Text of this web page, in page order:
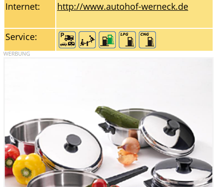
Internet: http://www.autohof-werneck.de
Service: